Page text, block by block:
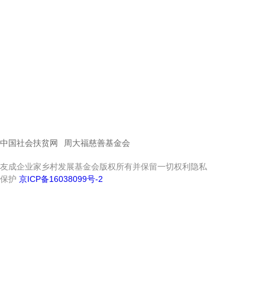
中国社会扶贫网 周大福慈善基金会
友成企业家乡村发展基金会版权所有并保留一切权利隐私
保护 京ICP备16038099号-2